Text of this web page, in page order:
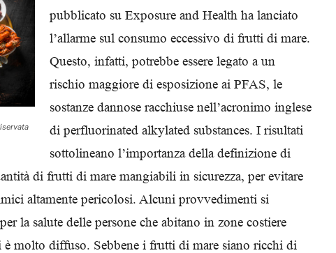
pubblicato su Exposure and Health ha lanciato
l’allarme sul consumo eccessivo di frutti di mare.
Questo, infatti, potrebbe essere legato a un
rischio maggiore di esposizione ai PFAS, le
sostanze dannose racchiuse nell’acronimo inglese
di perfluorinated alkylated substances. I risultati
sottolineano l’importanza della definizione di
di frutti di mare mangiabili in sicurezza, per evitare
altamente pericolosi. Alcuni provvedimenti si
la salute delle persone che abitano in zone costiere
molto diffuso. Sebbene i frutti di mare siano ricchi di